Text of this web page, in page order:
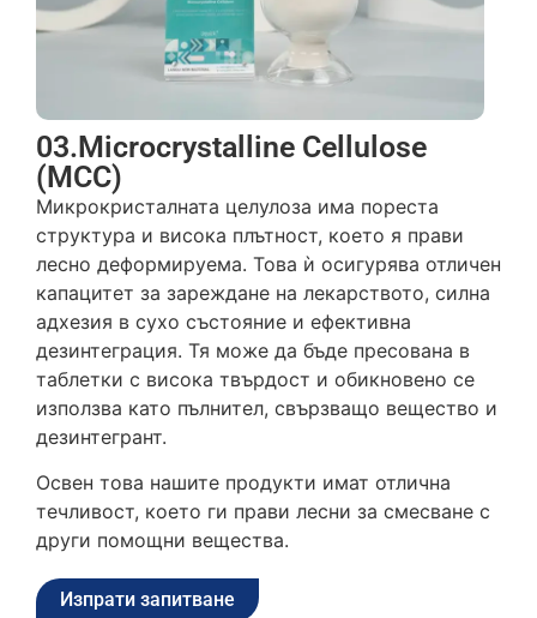
03.Microcrystalline Cellulose
(MCC)
Микрокристалната целулоза има пореста
структура и висока плътност, което я прави
лесно деформируема. Това ѝ осигурява отличен
капацитет за зареждане на лекарството, силна
адхезия в сухо състояние и ефективна
дезинтеграция. Тя може да бъде пресована в
таблетки с висока твърдост и обикновено се
използва като пълнител, свързващо вещество и
дезинтегрант.
Освен това нашите продукти имат отлична
течливост, което ги прави лесни за смесване с
други помощни вещества.
Изпрати запитване